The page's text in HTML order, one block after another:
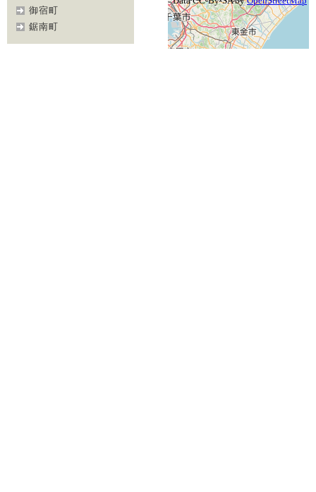
御宿町
鋸南町